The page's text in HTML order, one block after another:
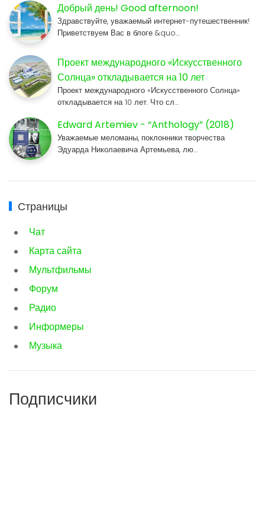
Добрый день! Good afternoon!
Здравствуйте, уважаемый интернет-путешественник!
Приветствуем Вас в блоге &quo…
Проект международного «Искусственного
Солнца» откладывается на 10 лет
Проект международного «Искусственного Солнца»
откладывается на 10 лет. Что сл…
Edward Artemiev - “Anthology” (2018)
Уважаемые меломаны, поклонники творчества
Эдуарда Николаевича Артемьева, лю…
Страницы
Чат
Карта сайта
Мультфильмы
Форум
Радио
Информеры
Музыка
Подписчики